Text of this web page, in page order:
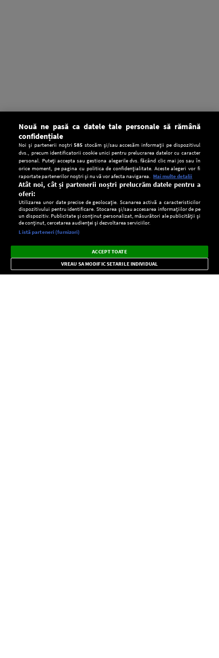
CONFIDENŢIALITATE
Setări:
Dark
Mode
Radio live, podcasturi, știri și alerte
importante.
×
Nouă ne pasă ca datele tale personale să rămână
confidențiale
Noi și partenerii noștri585 stocăm și/sau accesăm informații pe dispozitivul
dvs., precum identificatorii cookie unici pentru prelucrarea datelor cu caracter
personal. Puteți accepta sau gestiona alegerile dvs. făcând clic mai jos sau în
orice moment, pe pagina cu politica de confidențialitate. Aceste alegeri vor fi
raportate partenerilor noștri și nu vă vor afecta navigarea. Mai multe detalii
Atât noi, cât și partenerii noștri prelucrăm datele pentru a
oferi:
Utilizarea unor date precise de geolocație. Scanarea activă a caracteristicilor
dispozitivului pentru identificare. Stocarea și/sau accesarea informațiilor de pe
un dispozitiv. Publicitate și conținut personalizat, măsurători ale publicității și
de conținut, cercetarea audienței și dezvoltarea serviciilor.
Listă parteneri (furnizori)
ACCEPT TOATE
VREAU SA MODIFIC SETARILE INDIVIDUAL